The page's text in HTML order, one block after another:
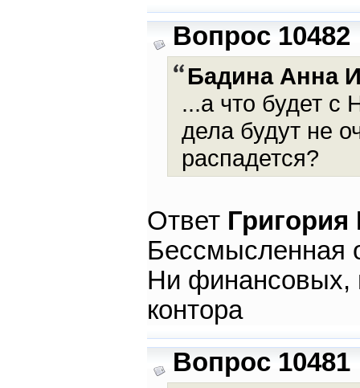
Вопрос 10482
Бадина Анна
...а что будет с
дела будут не
распадется?
Ответ
Бессмысленная
Ни финансовых,
контора
Вопрос 10481